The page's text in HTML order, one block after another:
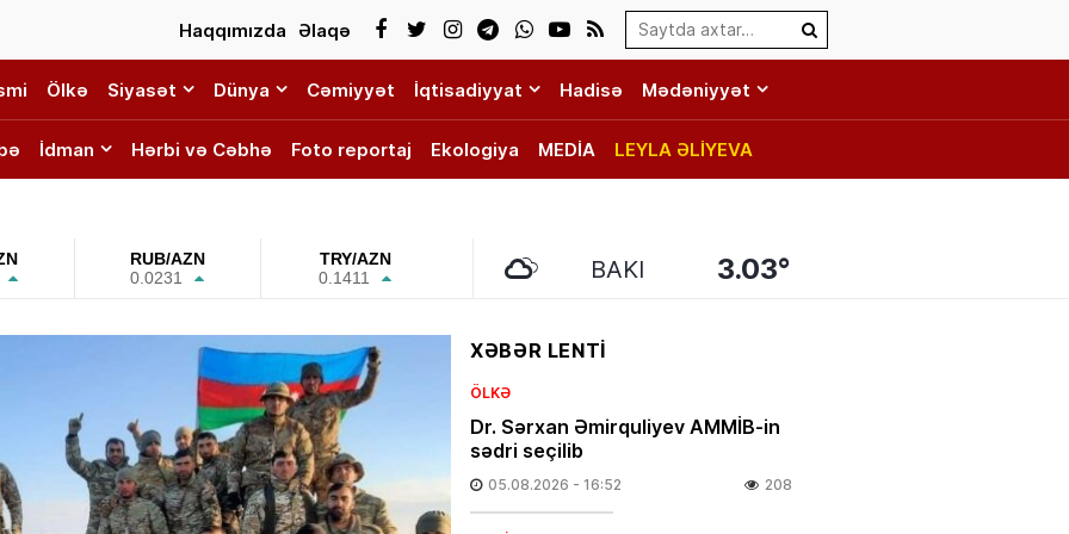
Search…
Haqqımızda Əlaqə
Ölkə Siyasət Dünya Cəmiyyət İqtisadiyyat Hadisə Mədəniyyət
İdman Hərbi və Cəbhə Foto reportaj Ekologiya MEDİA LEYLA ƏLİYEVA
RUB/AZN
0.0231
TRY/AZN
0.1411
BAKI 3.03°
XƏBƏR LENTİ
ÖLKƏ
Dr. Sərxan Əmirquliyev AMMİB-in
sədri seçilib
05.08.2026 - 16:52 208